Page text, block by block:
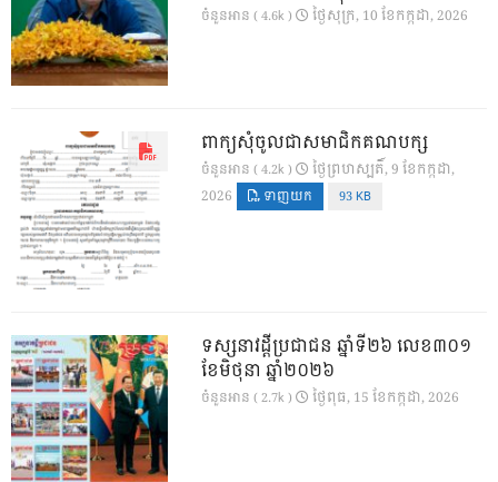
ចំនួនអាន ( 4.6k ) ថ្ងៃ​សុក្រ, 10 ខែ​កក្កដា, 2026
ពាក្យសុំចូលជាសមាជិកគណបក្ស
ចំនួនអាន ( 4.2k )
ថ្ងៃ​ព្រហស្បតិ៍, 9 ខែ​កក្កដា,
2026
ទាញយក 93 KB
ទស្សនាវដ្ដីប្រជាជន ឆ្នាំទី២៦ លេខ៣០១
ខែមិថុនា ឆ្នាំ២០២៦
ចំនួនអាន ( 2.7k ) ថ្ងៃ​ពុធ, 15 ខែ​កក្កដា, 2026